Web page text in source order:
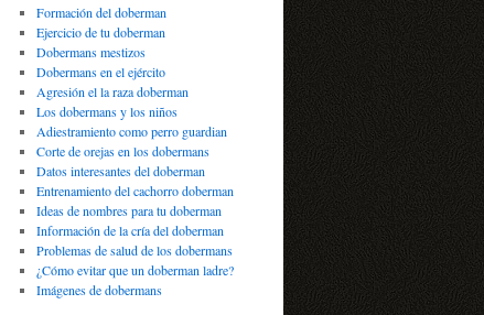
Formación del doberman
Ejercicio de tu doberman
Dobermans mestizos
Dobermans en el ejército
Agresión el la raza doberman
Los dobermans y los niños
Adiestramiento como perro guardian
Corte de orejas en los dobermans
Datos interesantes del doberman
Entrenamiento del cachorro doberman
Ideas de nombres para tu doberman
Información de la cría del doberman
Problemas de salud de los dobermans
¿Cómo evitar que un doberman ladre?
Imágenes de dobermans